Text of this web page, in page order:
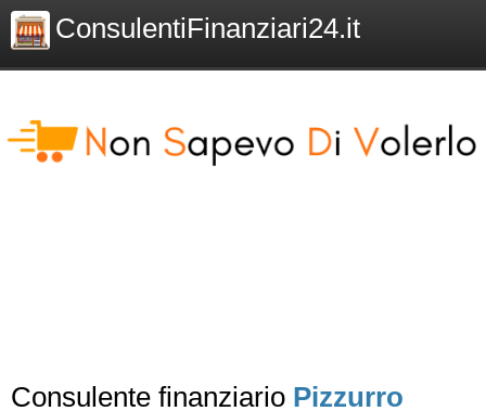
ConsulentiFinanziari24.it
Consulente finanziario Pizzurro